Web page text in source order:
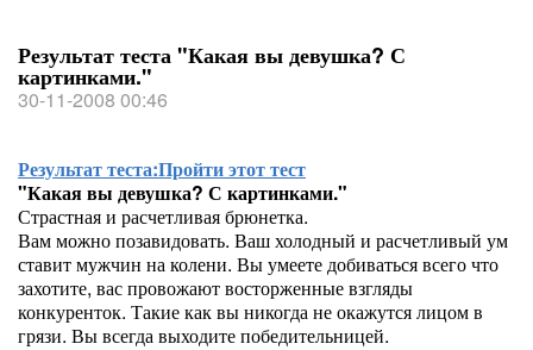
Результат теста "Какая вы девушка? С
картинками."
30-11-2008 00:46
Результат теста:Пройти этот тест
"Какая вы девушка? С картинками."
Страстная и расчетливая брюнетка.
Вам можно позавидовать. Ваш холодный и расчетливый ум
ставит мужчин на колени. Вы умеете добиваться всего что
захотите, вас провожают восторженные взгляды
конкуренток. Такие как вы никогда не окажутся лицом в
грязи. Вы всегда выходите победительницей.